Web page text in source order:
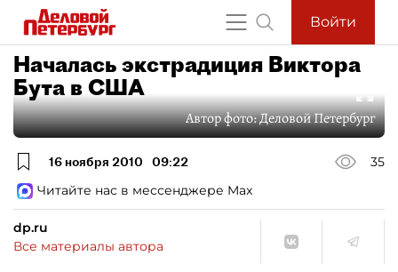
Войти
Началась экстрадиция Виктора
Бута в США
Автор фото:Деловой Петербург
16 ноября 2010 09:22
35
Читайте нас в мессенджере Max
dp.ru
Все материалы автора